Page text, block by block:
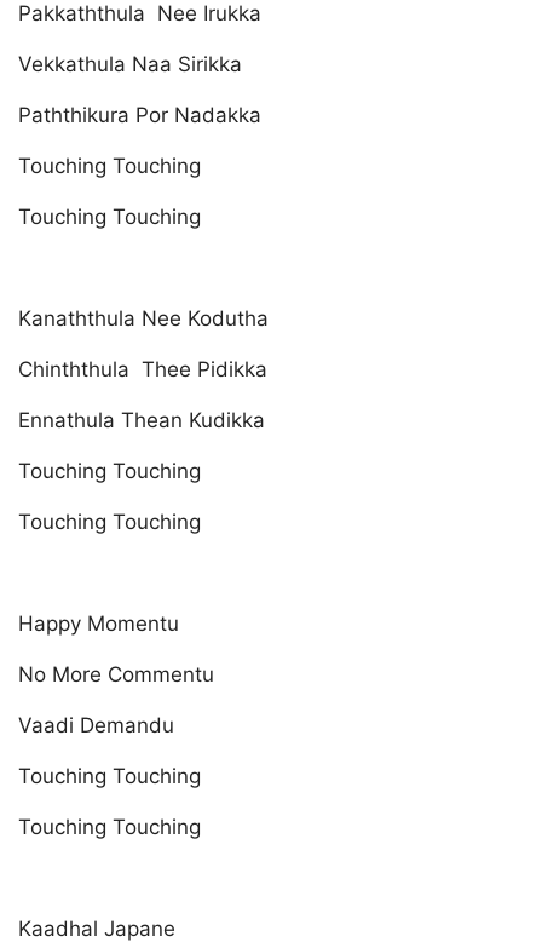
Pakkaththula Nee Irukka
Vekkathula Naa Sirikka
Paththikura Por Nadakka
Touching Touching
Touching Touching
Kanaththula Nee Kodutha
Chinththula Thee Pidikka
Ennathula Thean Kudikka
Touching Touching
Touching Touching
Happy Momentu
No More Commentu
Vaadi Demandu
Touching Touching
Touching Touching
Kaadhal Japane